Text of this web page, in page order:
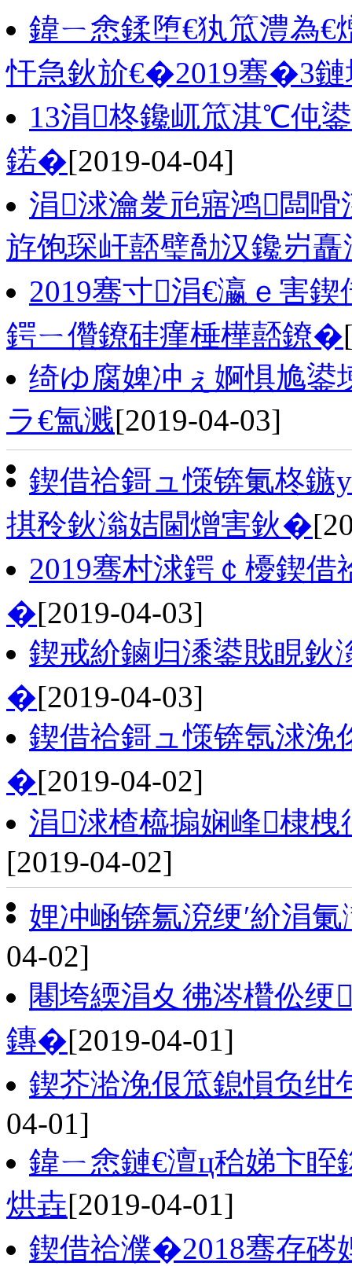
鍏ㄧ悆鍒堕€犱笟澧為
忓急鈥斺€�2019骞�3鏈
13涓柊鑱屼笟淇℃伅
鍩�[2019-04-04]
涓浗瀹夎兘寤鸿闆
斿饱琛屽嚭璧勪汉鑱岃
2019骞寸涓€瀛ｅ害
鍔ㄧ儹鐐硅瘽棰樺嚭鐐�
绮ゆ腐婢冲ぇ婀惧尯鍙
ラ€氳溅[2019-04-03]
鍥借祫鎶ュ憡锛氭柊
掑矝鈥滃姞閫熷害鈥�
2019骞村浗鍔￠櫌鍥
�[2019-04-03]
鍥戒紒鏀归潻鍙戝睍鈥
�[2019-04-03]
鍥借祫鎶ュ憡锛氬浗浼
�[2019-04-02]
涓浗楂橀搧娴峰棣
[2019-04-02]
娌冲崡锛氱渷绠′紒涓
04-02]
闀垮緛涓夊彿涔欑伀
鏄�[2019-04-01]
鍥芥湁浼佷笟鎴愪负
04-01]
鍏ㄧ悆鏈€澶ц秴娣卞眰
烘垚[2019-04-01]
鍥借祫濮�2018骞存硶